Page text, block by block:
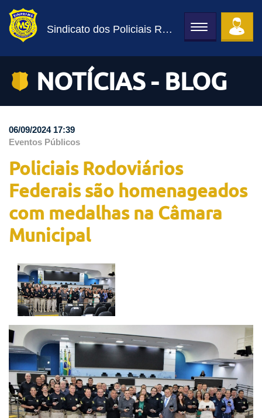
Sindicato dos Policiais Rodoviários Federais
Toggle
navigation
NOTÍCIAS - BLOG
06/09/2024 17:39
Eventos Públicos
Policiais Rodoviários
Federais são homenageados
com medalhas na Câmara
Municipal